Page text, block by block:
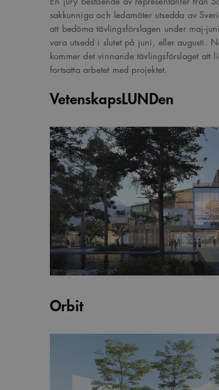
sakkunniga och ledamöter utsedda av
att bedöma tävlingsförslagen under maj-
vara utsedd i slutet på juni, eller augusti.
kommer det vinnande tävlingsförslaget att
fortsatta arbetet med projektet.
VetenskapsLUNDen
Orbit